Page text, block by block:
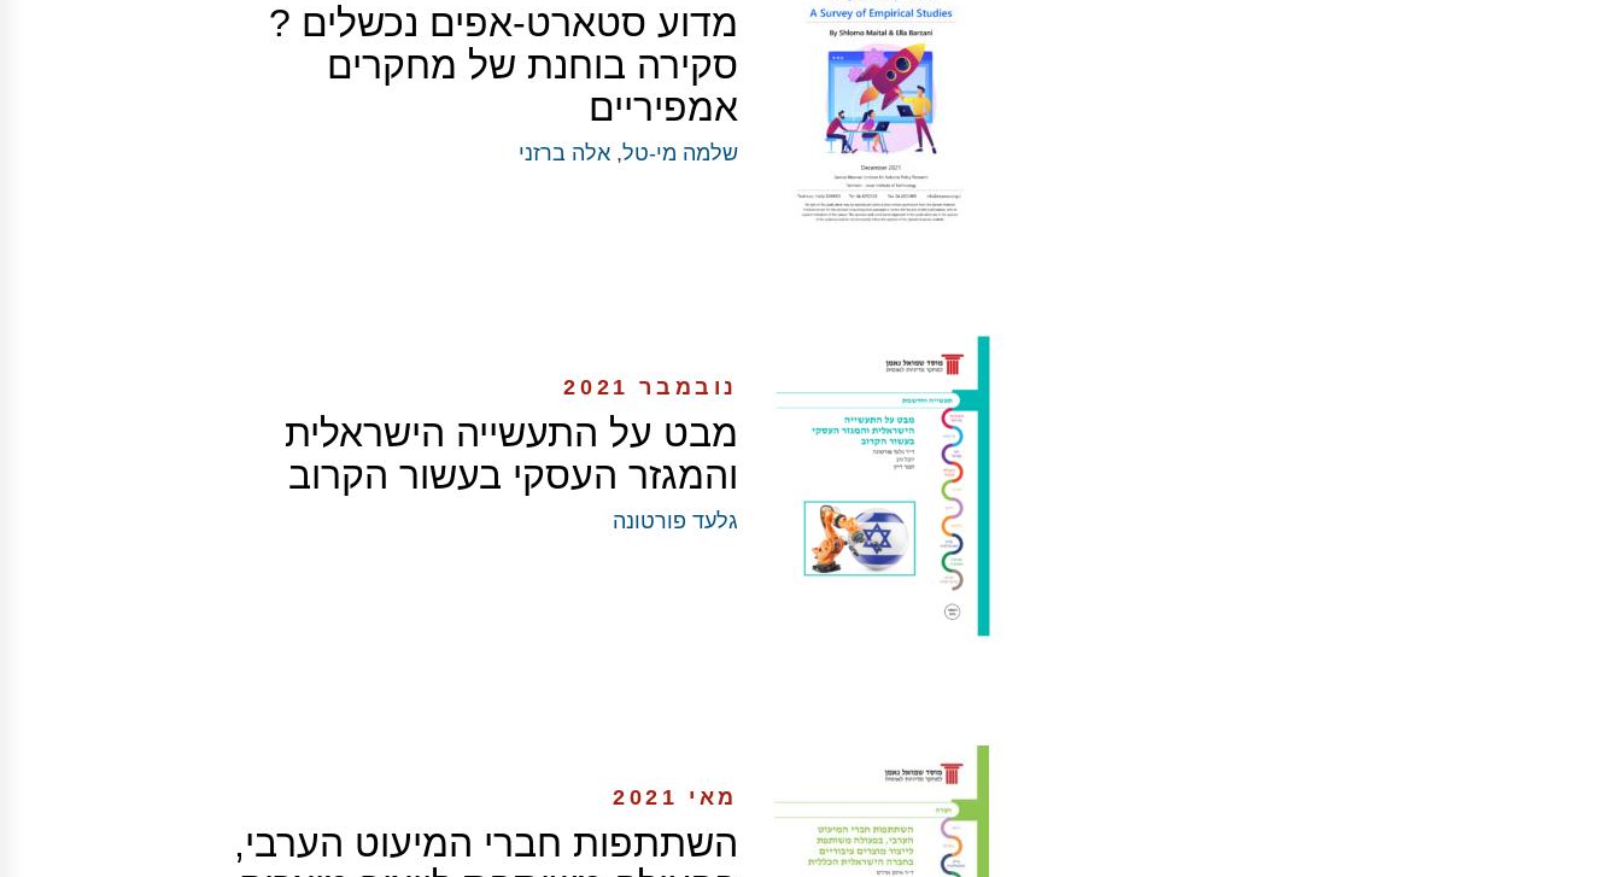
מדוע סטארט-אפים נכשלים ?
סקירה בוחנת של מחקרים
אמפיריים
שלמה מי-טל, אלה ברזני
נובמבר 2021
מבט על התעשייה הישראלית
והמגזר העסקי בעשור הקרוב
גלעד פורטונה
מאי 2021
השתתפות חברי המיעוט הערבי,